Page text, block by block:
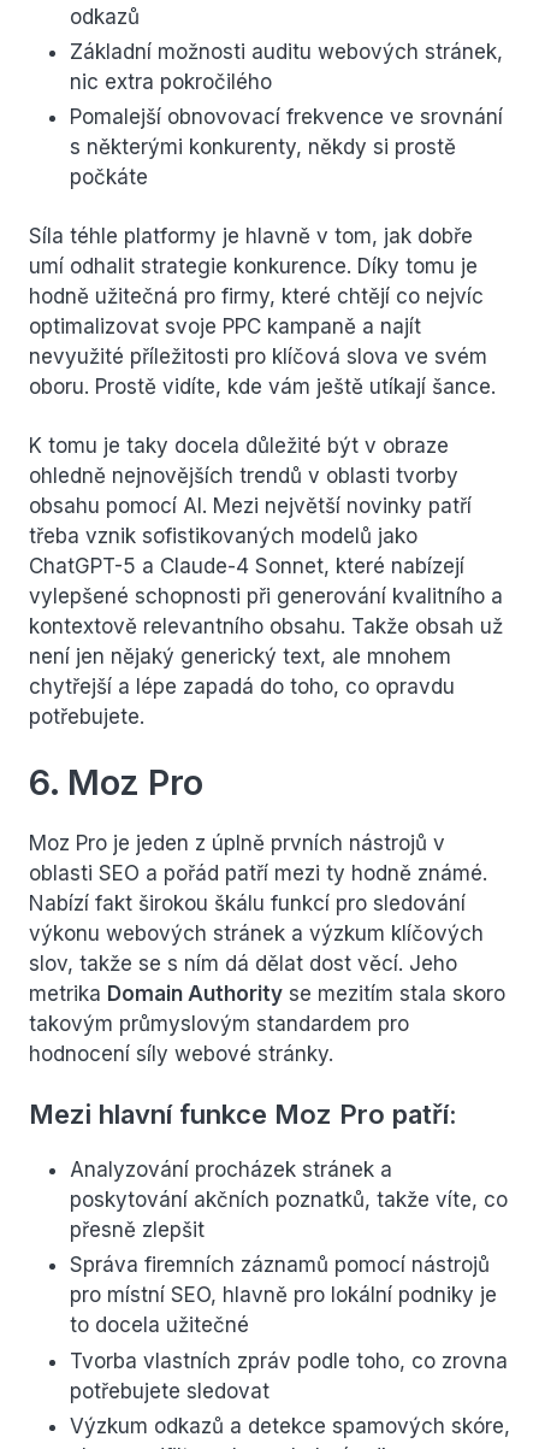
odkazů
Základní možnosti auditu webových stránek,
nic extra pokročilého
Pomalejší obnovovací frekvence ve srovnání
s některými konkurenty, někdy si prostě
počkáte
Síla téhle platformy je hlavně v tom, jak dobře
umí odhalit strategie konkurence. Díky tomu je
hodně užitečná pro firmy, které chtějí co nejvíc
optimalizovat svoje PPC kampaně a najít
nevyužité příležitosti pro klíčová slova ve svém
oboru. Prostě vidíte, kde vám ještě utíkají šance.
K tomu je taky docela důležité být v obraze
ohledně nejnovějších trendů v oblasti tvorby
obsahu pomocí AI. Mezi největší novinky patří
třeba vznik sofistikovaných modelů jako
ChatGPT-5 a Claude-4 Sonnet, které nabízejí
vylepšené schopnosti při generování kvalitního a
kontextově relevantního obsahu. Takže obsah už
není jen nějaký generický text, ale mnohem
chytřejší a lépe zapadá do toho, co opravdu
potřebujete.
6. Moz Pro
Moz Pro je jeden z úplně prvních nástrojů v
oblasti SEO a pořád patří mezi ty hodně známé.
Nabízí fakt širokou škálu funkcí pro sledování
výkonu webových stránek a výzkum klíčových
slov, takže se s ním dá dělat dost věcí. Jeho
metrika Domain Authority se mezitím stala skoro
takovým průmyslovým standardem pro
hodnocení síly webové stránky.
Mezi hlavní funkce Moz Pro patří:
Analyzování procházek stránek a
poskytování akčních poznatků, takže víte, co
přesně zlepšit
Správa firemních záznamů pomocí nástrojů
pro místní SEO, hlavně pro lokální podniky je
to docela užitečné
Tvorba vlastních zpráv podle toho, co zrovna
potřebujete sledovat
Výzkum odkazů a detekce spamových skóre,